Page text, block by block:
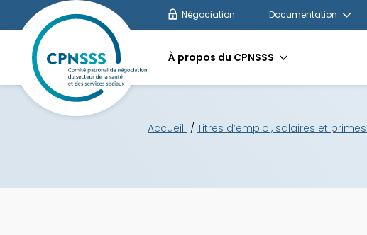
Négociation Documentation
À propos du CPNSSS
Accueil Titres d’emploi, salaires et primes